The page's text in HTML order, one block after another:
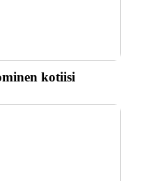
kotiisi